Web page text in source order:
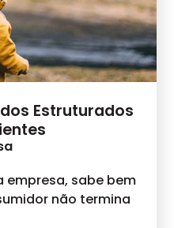
Estruturados
empresa, sabe bem
não termina